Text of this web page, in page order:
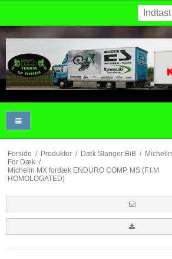
Forside / Produkter / Dæk Slanger BiB / Michelin
For Dæk /
Michelin MX fordæk ENDURO COMP. MS (F.I.M
HOMOLOGATED)